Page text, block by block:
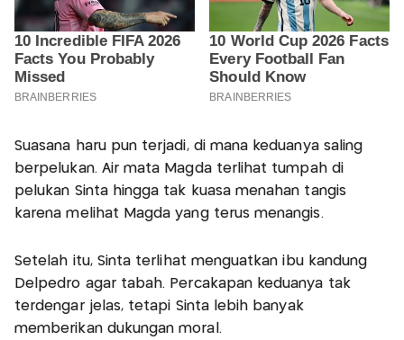
Suasana haru pun terjadi, di mana keduanya saling
berpelukan. Air mata Magda terlihat tumpah di
pelukan Sinta hingga tak kuasa menahan tangis
karena melihat Magda yang terus menangis.
Setelah itu, Sinta terlihat menguatkan ibu kandung
Delpedro agar tabah. Percakapan keduanya tak
terdengar jelas, tetapi Sinta lebih banyak
memberikan dukungan moral.